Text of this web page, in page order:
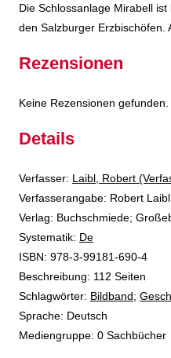
Die Schlossanlage Mirabell
den Salzburger Erzbischöfen.
Rezensionen
Keine Rezensionen gefunden.
Details
Verfasser: Suche nach diesem
Laibl, Robert
Verfasserangabe: Robert Laibl
Verlag: Buchschmiede;
opens in new tab
Diesen Link in neuem Tab
Systematik: Suche nach
De
Suche nach diesem
ISBN: 978-3-99181-690-4
Beschreibung: 112 Seiten
Schlagwörter: Bildband;
Suche nach dieser Beteiligten
Sprache: Deutsch
Mediengruppe: 0 Sachbücher